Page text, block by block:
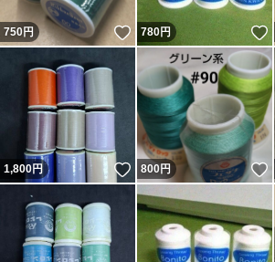
750円 いいね！
780円
1,800円 いいね！
800円